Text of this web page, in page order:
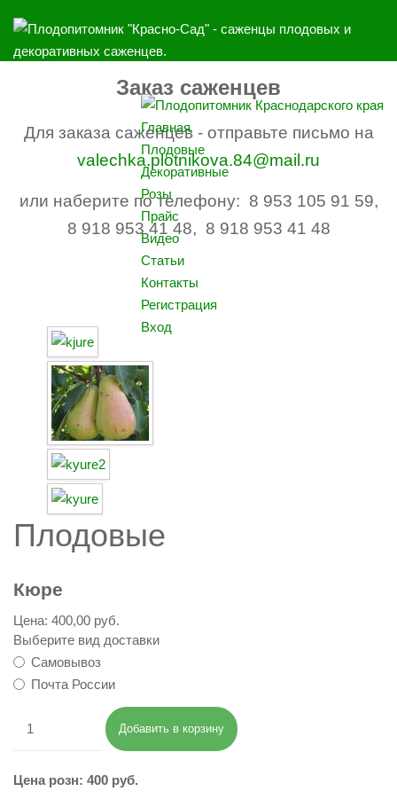
Главная
Плодовые
Декоративные
Розы
Прайс
Видео
Статьи
Контакты
Регистрация
Вход
Заказ саженцев
Для заказа саженцев - отправьте письмо на
valechka.plotnikova.84@mail.ru
или наберите по телефону: 8 953 105 91 59,
8 918 953 41 48, 8 918 953 41 48
Плодовые
Кюре
Цена: 400,00 руб.
Выберите вид доставки
Самовывоз
Почта России
Цена розн: 400 руб.